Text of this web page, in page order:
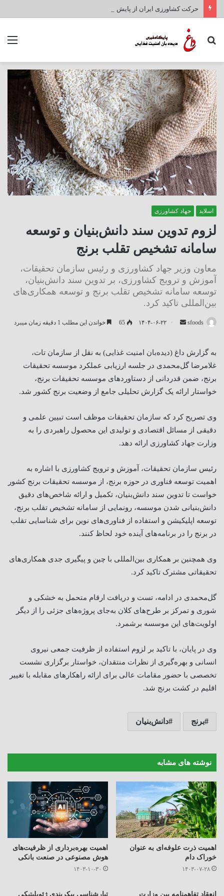
حرکت کشاورزی ایران از پایش سنتی به مدیریت هوشمند
جستجو
اسلاید جهاد کشاورزی
لزوم تدوین سند دانش‌بنیان و توسعه
سامانه تشخیص تقلب برنج
معاون وزیر جهاد کشاورزی و رئیس سازمان تحقیقات،
آموزش و ترویج کشاورزی، بر تدوین سند دانش‌بنیان،
توسعه سامانه تشخیص تقلب برنج و توسعه همکاری‌های
بین‌المللی تاکید کرد.
sfoods
ارسال۱۴۰۴-۰۶-۲۲ 65 خواندن این مطلب 1 دقیقه زمان میبرد
به گزارش داغ (دیده‌بان امنیت غذایی) به نقل از سازمان تات،
غلامرضا گل‌محمدی در جلسه ارزیابی عملکرد موسسه تحقیقات
برنج، ضمن قدردانی از دستاوردهای موسسه تحقیقات برنج،
خواستار ارائه یک گزارش تحلیلی جامع از وضعیت برنج کشور شد.
وی تصریح کرد که سازمان تحقیقات موظف است تبیین علمی و
دقیقی از مسائل اقتصادی و تولیدی این محصول راهبردی را به
وزارت جهاد کشاورزی ارائه دهد.
رئیس سازمان تحقیقات، آموزش و ترویج کشاورزی با اشاره به
اهمیت توسعه فناوری در حوزه برنج، از موسسه تحقیقات برنج کشور
خواست تا تدوین سند دانش‌بنیان، تکمیل و ارائه شاخص‌های دقیق
دانش‌بنیانی شدن موسسه، رونمایی از سامانه تشخیص تقلب برنج،
توسعه اپلیکیشن و استفاده از فناوری‌های نوین برای شناسایی تقلب
در برنج را در برنامه‌های آینده خود لحاظ کنند.
وی همچنین بر همکاری بین‌المللی با چین و پیگیری جدی همکاری‌های
تحقیقاتی مشترک تاکید کرد.
گل‌محمدی در ادامه، تست و دریافت ارقام متحمل به خشکی و
شوری و تمرکز بر طرح‌های کلان به‌جای پروژه‌های جزئی را از دیگر
اولویت‌های این موسسه برشمرد.
وی در پایان، با تاکید بر لزوم استفاده از ظرفیت جمعی نیروی
انسانی و بهره‌گیری از نظرات منتقدان، خواستار برگزاری نشست
تخصصی با حضور مقامات عالی برای ارائه راهکارهای مقابله با تغییر
اقلیم در کشت برنج شد.
برنج دانش‌بنیان
نوشته های مشابه
اهمیت ذرت علوفه‌ای به عنوان
خوراک دام
۱۴۰۳-۰۷-۲۸
اهمیت بهره‌برداری از ظرفیت‌های
هوش مصنوعی در صنعت بانکی
۱۴۰۳-۱۰-۳۰
انعقاد تفاهمنامه بین وزارت تبارشناسی پیکربندی ژئوپلیتیکی